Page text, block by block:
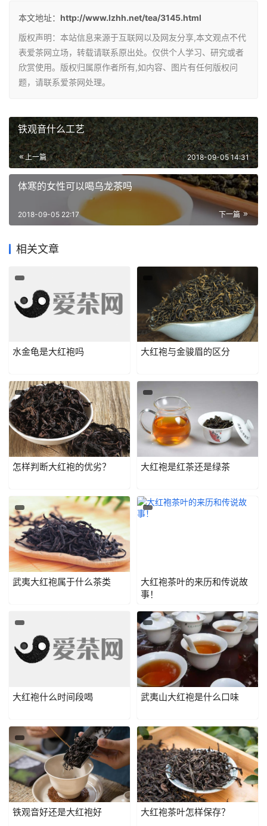
本文地址： http://www.lzhh.net/tea/3145.html
版权声明：本站信息来源于互联网以及网友分享,本文观点不代
表爱茶网立场，转载请联系原出处。仅供个人学习、研究或者
欣赏使用。版权归属原作者所有,如内容、图片有任何版权问
题，请联系爱茶网处理。
铁观音什么工艺
上一篇 2018-09-05 14:31
体寒的女性可以喝乌龙茶吗
下一篇
2018-09-05 22:17
相关文章
水金龟是大红袍吗 大红袍与金骏眉的区分
怎样判断大红袍的优劣？ 大红袍是红茶还是绿茶
武夷大红袍属于什么茶类
大红袍茶叶的来历和传说故
事！
大红袍什么时间段喝 武夷山大红袍是什么口味
铁观音好还是大红袍好 大红袍茶叶怎样保存？